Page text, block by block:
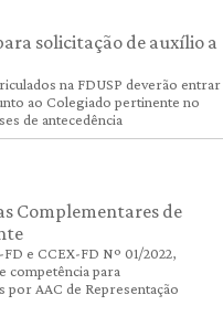
solicitação de auxílio a
na FDUSP deverão entrar
ao Colegiado pertinente no
de antecedência
Complementares de
e CCEX-FD Nº 01/2022,
competência para
AAC de Representação